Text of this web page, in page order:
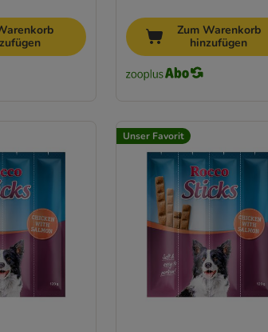
Zum Warenkorb
hinzufügen
Unser Favorit